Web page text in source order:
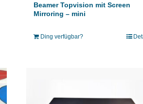
Beamer Topvision mit Screen
Mirroring – mini
Ding verfügbar?